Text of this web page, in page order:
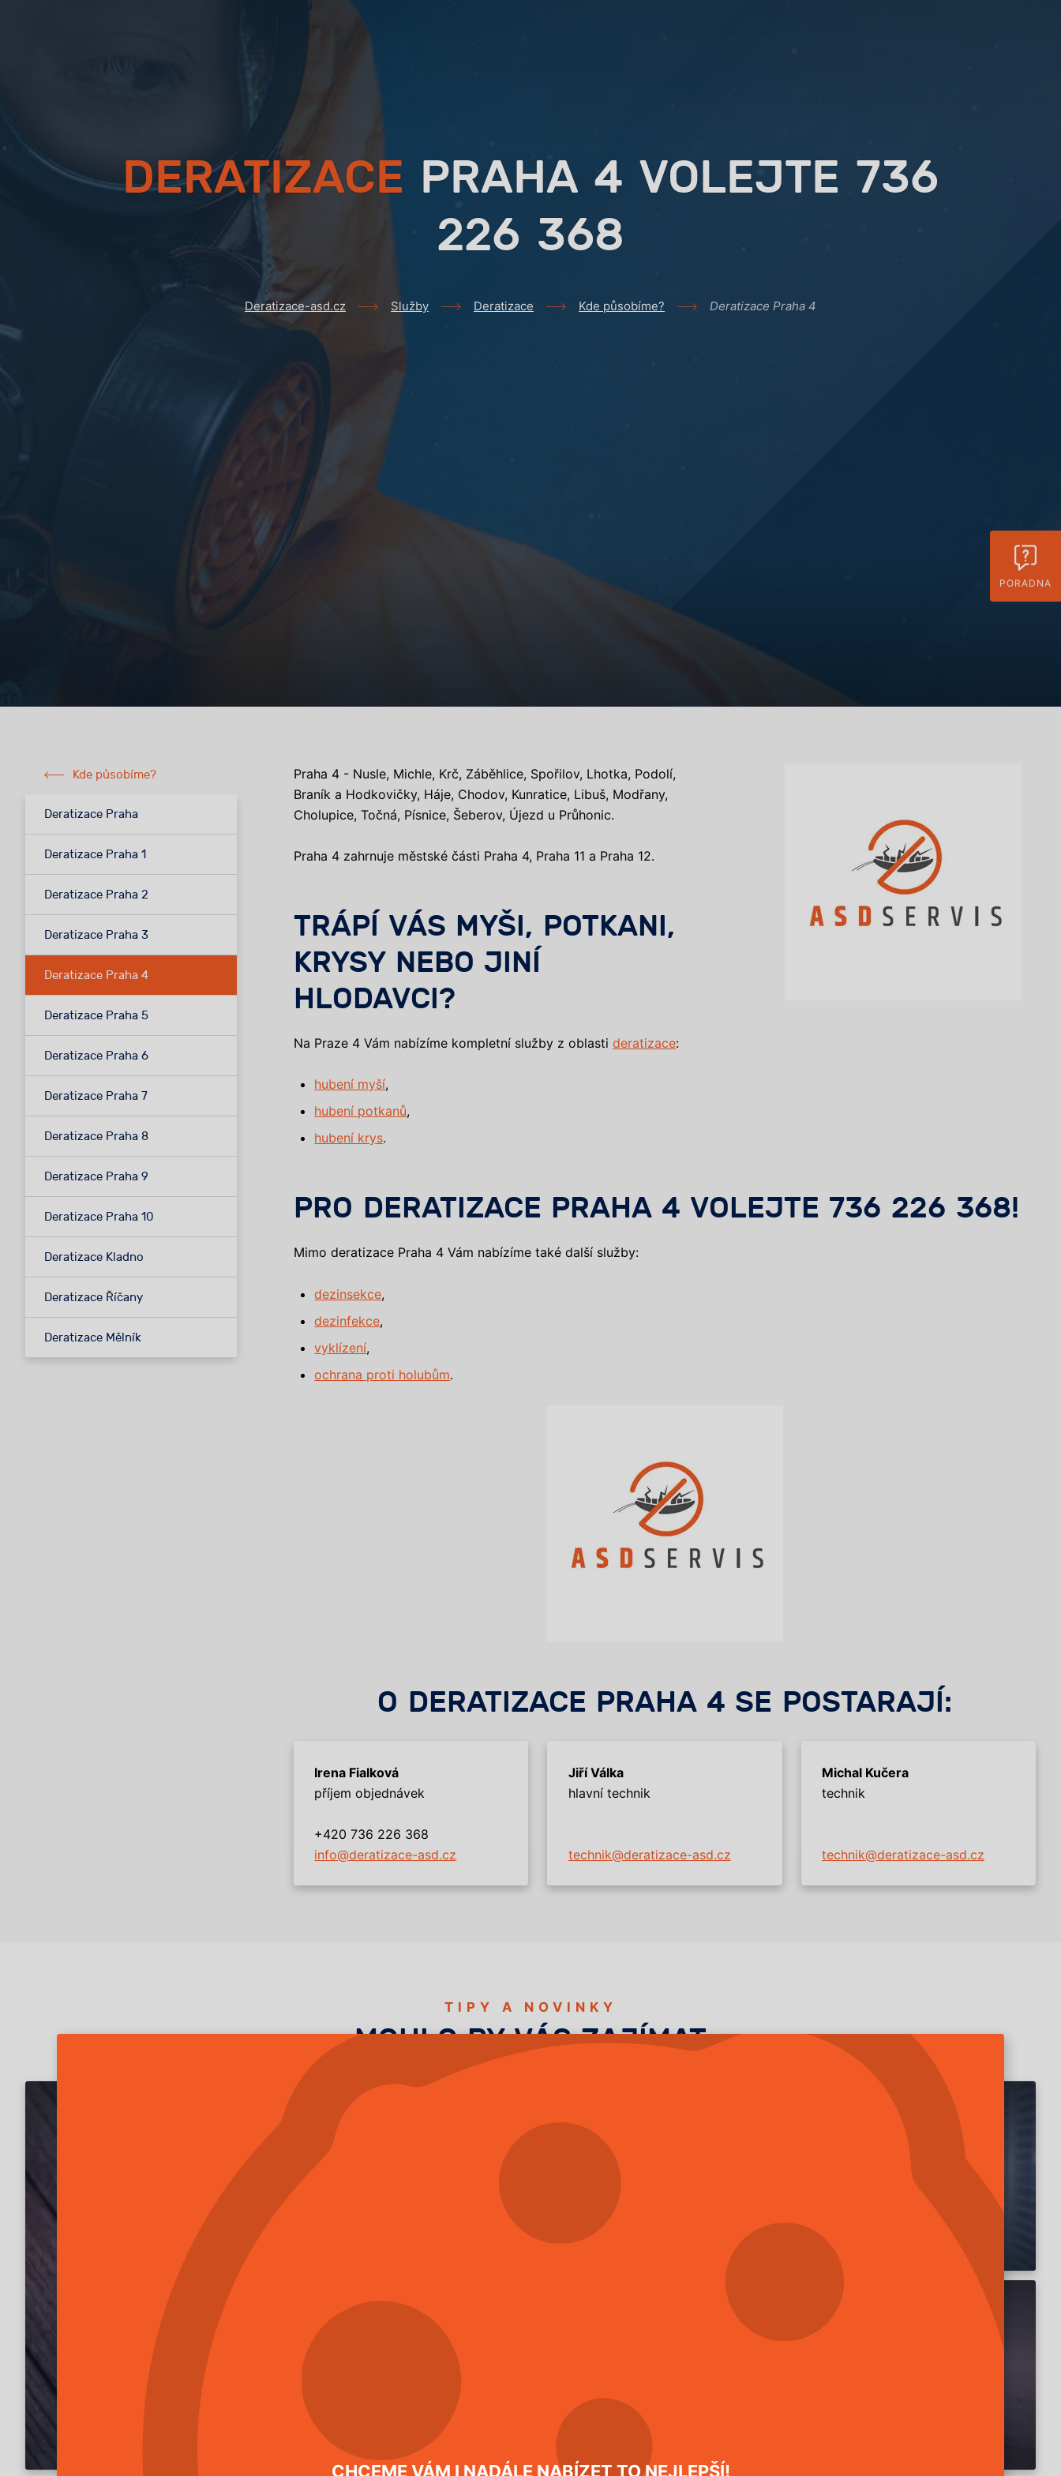
DERATIZACE PRAHA 4 VOLEJTE 736
226 368
Deratizace-asd.cz Služby Deratizace Kde působíme? Deratizace Praha 4
Praha 4 - Nusle, Michle, Krč, Záběhlice, Spořilov, Lhotka, Podolí,
Braník a Hodkovičky, Háje, Chodov, Kunratice, Libuš, Modřany,
Cholupice, Točná, Písnice, Šeberov, Újezd u Průhonic.
Praha 4 zahrnuje městské části Praha 4, Praha 11 a Praha 12.
TRÁPÍ VÁS MYŠI, POTKANI,
KRYSY NEBO JINÍ
HLODAVCI?
Na Praze 4 Vám nabízíme kompletní služby z oblasti deratizace:
hubení myší,
hubení potkanů,
hubení krys.
PRO DERATIZACE PRAHA 4 VOLEJTE 736 226 368!
Mimo deratizace Praha 4 Vám nabízíme také další služby:
dezinsekce,
dezinfekce,
vyklízení,
ochrana proti holubům.
O DERATIZACE PRAHA 4 SE POSTARAJÍ:
Irena Fialková
příjem objednávek
+420 736 226 368
info@deratizace-asd.cz
Jiří Válka
hlavní technik
technik@deratizace-asd.cz
Michal Kučera
technik
technik@deratizace-asd.cz
Kde působíme?
Deratizace Praha
Deratizace Praha 1
Deratizace Praha 2
Deratizace Praha 3
Deratizace Praha 4
Deratizace Praha 5
Deratizace Praha 6
Deratizace Praha 7
Deratizace Praha 8
Deratizace Praha 9
Deratizace Praha 10
Deratizace Kladno
Deratizace Říčany
Deratizace Mělník
TIPY A NOVINKY
MOHLO BY VÁS ZAJÍMAT
Našli jste v bytě brouky a nevíte si s nimi rady? Nezoufejte, poradíme vám, jak je
správně identifikovat a co nejrychleji hmyz v domácnosti zlikvidovat.
Jak vypadá kousnutí od štěnice
Jestliže se ráno probouzíte s červenými pupínky, které v průběhu dne začnou
nesnesitelně svědit a vypadají jako štípanec od komára nebo od blechy, je
možné, že jde o kousnutí od štěnice.
Více informací
Více informací
PORADNA
CHCEME VÁM I NADÁLE NABÍZET TO NEJLEPŠÍ!